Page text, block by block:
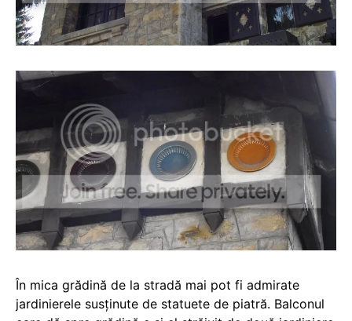
În mica grădină de la stradă mai pot fi admirate
jardinierele susținute de statuete de piatră. Balconul